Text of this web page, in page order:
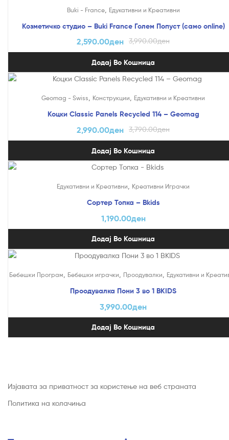
Buki - France, Едукативни и Креативни
Козметичко студио – Buki France Голем Попуст (само online)
3,990.00ден
2,590.00ден
Додај Во Кошница
Geomag - Swiss Конструкции Едукативни и Креативни
Коцки Classic Panels Recycled 114 – Geomag
3,790.00ден
2,990.00ден
Додај Во Кошница
Едукативни и Креативни Креативни Играчки
Сортер Топка – Bkids
1,190.00ден
Додај Во Кошница
Бебешки Програм Бебешки играчки Проодувалки Едукативни и
Проодувалка Пони 3 во 1 BKIDS
3,990.00ден
Додај Во Кошница
Изјавата за приватност за користење на веб страната
Политика на колачиња